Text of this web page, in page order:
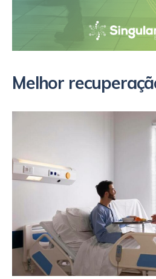
Melhor